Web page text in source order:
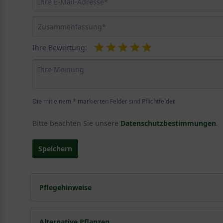
Ihre Bewertung:
Die mit einem * markierten Felder sind Pflichtfelder.
Bitte beachten Sie unsere Datenschutzbestimmungen.
Speichern
Pflegehinweise
Pflanz- und Pflegetipps Clematis tangutica 'My